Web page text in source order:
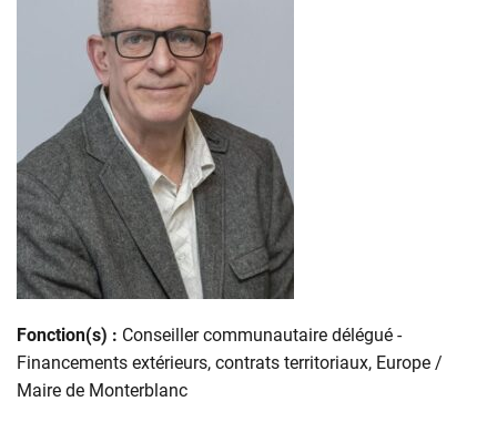
Fonction(s) : Conseiller communautaire délégué -
Financements extérieurs, contrats territoriaux, Europe /
Maire de Monterblanc